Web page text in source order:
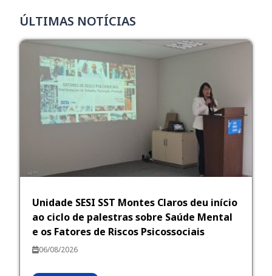
ÚLTIMAS NOTÍCIAS
Unidade SESI SST Montes Claros deu início
ao ciclo de palestras sobre Saúde Mental
e os Fatores de Riscos Psicossociais
06/08/2026